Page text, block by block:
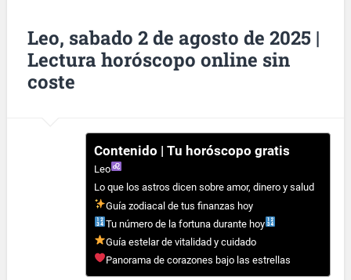
Leo, sabado 2 de agosto de 2025 |
Lectura horóscopo online sin
coste
Contenido | Tu horóscopo gratis
Leo
Lo que los astros dicen sobre amor, dinero y salud
Guía zodiacal de tus finanzas hoy
Tu número de la fortuna durante hoy
Guía estelar de vitalidad y cuidado
Panorama de corazones bajo las estrellas